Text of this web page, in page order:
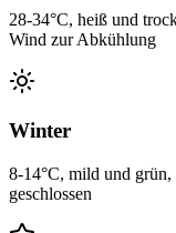
28-34°C, heiß und
Wind zur Abkühlung
Winter
8-14°C, mild und grün,
geschlossen